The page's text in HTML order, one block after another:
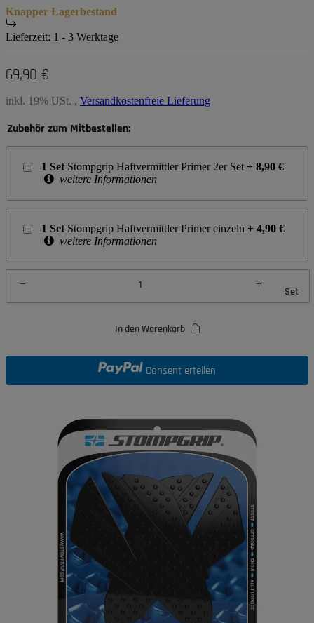
Knapper Lagerbestand
Lieferzeit: 1 - 3 Werktage
69,90 €
inkl. 19% USt. , Versandkostenfreie Lieferung
Zubehör zum Mitbestellen:
1 Set Stompgrip Haftvermittler Primer 2er Set + 8,90 €
weitere Informationen
1 Set Stompgrip Haftvermittler Primer einzeln + 4,90 €
weitere Informationen
Set
In den Warenkorb
Consent erteilen